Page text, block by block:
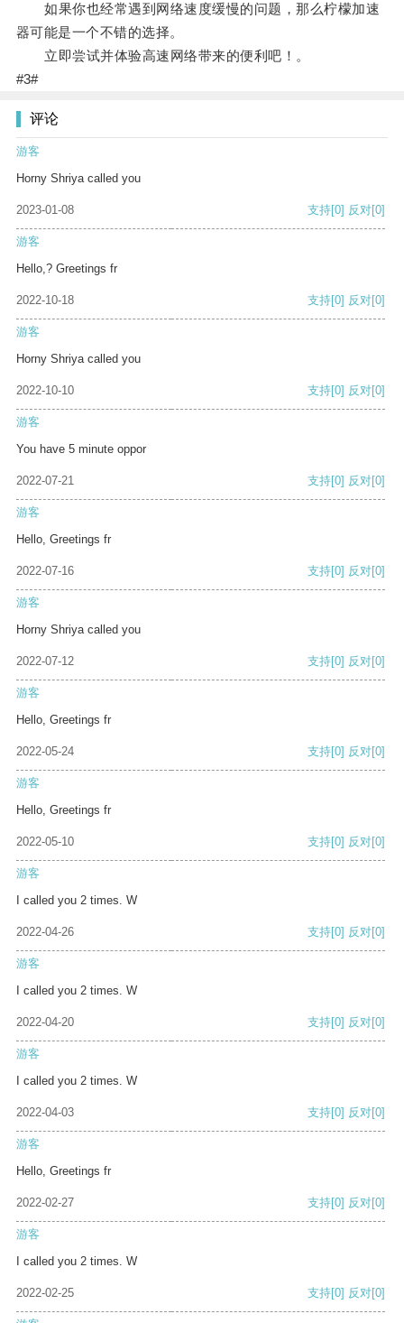
如果你也经常遇到网络速度缓慢的问题，那么柠檬加速
器可能是一个不错的选择。
立即尝试并体验高速网络带来的便利吧！。
#3#
评论
游客
Horny Shriya called you
2023-01-08 支持[0] 反对[0]
游客
Hello,? Greetings fr
2022-10-18 支持[0] 反对[0]
游客
Horny Shriya called you
2022-10-10 支持[0] 反对[0]
游客
You have 5 minute oppor
2022-07-21 支持[0] 反对[0]
游客
Hello, Greetings fr
2022-07-16 支持[0] 反对[0]
游客
Horny Shriya called you
2022-07-12 支持[0] 反对[0]
游客
Hello, Greetings fr
2022-05-24 支持[0] 反对[0]
游客
Hello, Greetings fr
2022-05-10 支持[0] 反对[0]
游客
I called you 2 times. W
2022-04-26 支持[0] 反对[0]
游客
I called you 2 times. W
2022-04-20 支持[0] 反对[0]
游客
I called you 2 times. W
2022-04-03 支持[0] 反对[0]
游客
Hello, Greetings fr
2022-02-27 支持[0] 反对[0]
游客
I called you 2 times. W
2022-02-25 支持[0] 反对[0]